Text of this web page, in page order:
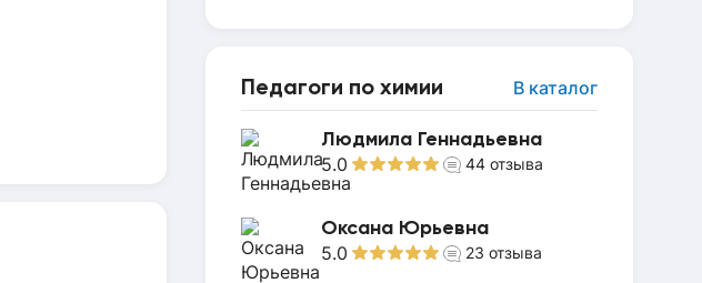
Педагоги по химии В каталог
Людмила Геннадьевна
5.0 44 отзыва
Оксана Юрьевна
5.0 23 отзыва